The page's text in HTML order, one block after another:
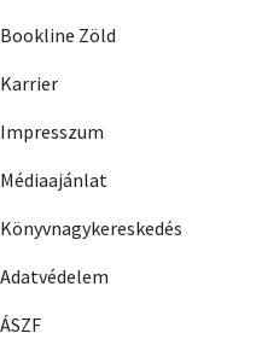
Bookline Zöld
Karrier
Impresszum
Médiaajánlat
Könyvnagykereskedés
Adatvédelem
ÁSZF